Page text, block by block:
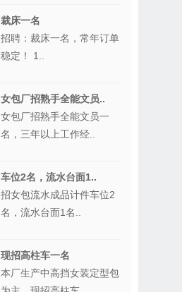
裁床一名
招聘：裁床一名，常年订单
稳定！ 1..
女包厂招熟手全能文员..
女包厂招熟手全能文员一
名，三年以上工作经..
车位2名，流水台面1..
招女包流水成品计件车位2
名，流水台面1名..
现招高柱车一名
本厂生产中高挡女装定型包